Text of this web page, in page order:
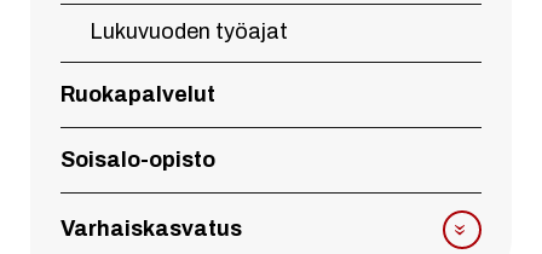
Lukuvuoden työajat
Ruokapalvelut
Soisalo-opisto
Varhaiskasvatus